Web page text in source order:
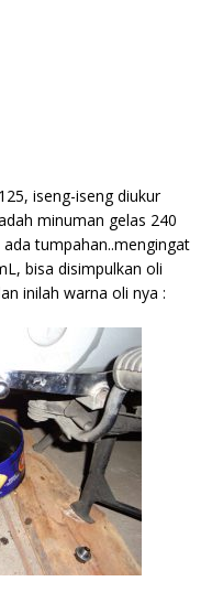
iseng-iseng diukur
minuman gelas 240
tumpahan..mengingat
bisa disimpulkan oli
inilah warna oli nya :